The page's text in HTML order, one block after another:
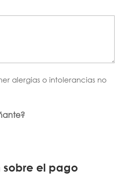
alergias o intolerancias no
sobre el pago